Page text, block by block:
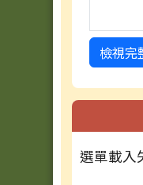
檢視完
選單載入